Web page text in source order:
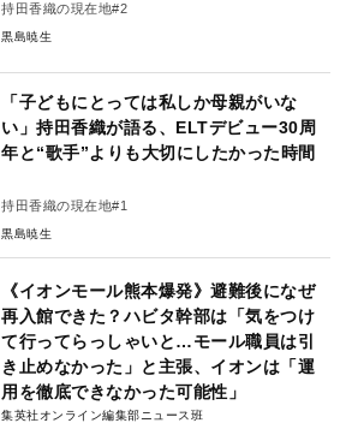
持田香織の現在地#2
黒島暁生
「子どもにとっては私しか母親がいな
い」持田香織が語る、ELTデビュー30周
年と“歌手”よりも大切にしたかった時間
持田香織の現在地#1
黒島暁生
《イオンモール熊本爆発》避難後になぜ
再入館できた？ハビタ幹部は「気をつけ
て行ってらっしゃいと…モール職員は引
き止めなかった」と主張、イオンは「運
用を徹底できなかった可能性」
集英社オンライン編集部ニュース班